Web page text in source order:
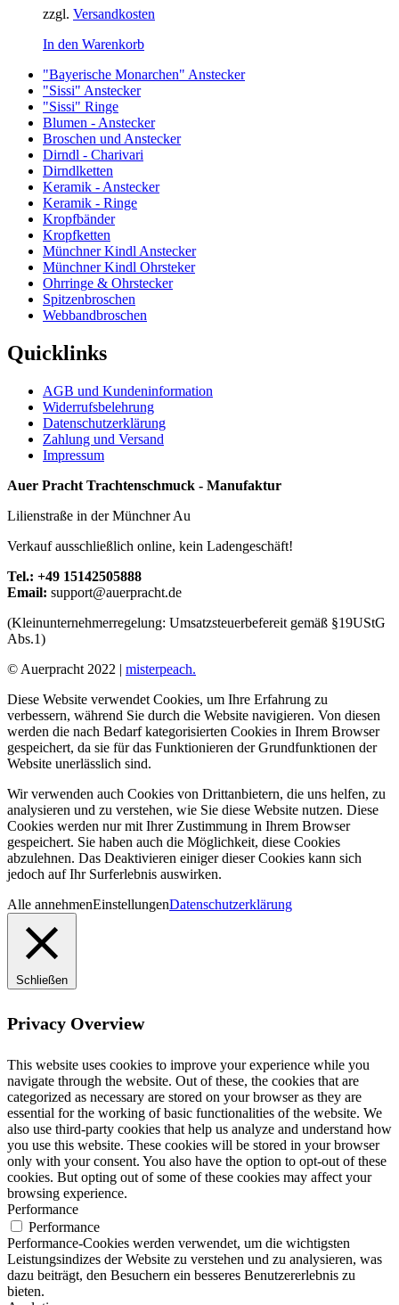
zzgl. Versandkosten
In den Warenkorb
"Bayerische Monarchen" Anstecker
"Sissi" Anstecker
"Sissi" Ringe
Blumen - Anstecker
Broschen und Anstecker
Dirndl - Charivari
Dirndlketten
Keramik - Anstecker
Keramik - Ringe
Kropfbänder
Kropfketten
Münchner Kindl Anstecker
Münchner Kindl Ohrsteker
Ohrringe & Ohrstecker
Spitzenbroschen
Webbandbroschen
Quicklinks
AGB und Kundeninformation
Widerrufsbelehrung
Datenschutzerklärung
Zahlung und Versand
Impressum
Auer Pracht Trachtenschmuck - Manufaktur
Lilienstraße in der Münchner Au
Verkauf ausschließlich online, kein Ladengeschäft!
Tel.: +49 15142505888
Email: support@auerpracht.de
(Kleinunternehmerregelung: Umsatzsteuerbefereit gemäß §19UStG
Abs.1)
© Auerpracht 2022 | misterpeach.
Diese Website verwendet Cookies, um Ihre Erfahrung zu
verbessern, während Sie durch die Website navigieren. Von diesen
werden die nach Bedarf kategorisierten Cookies in Ihrem Browser
gespeichert, da sie für das Funktionieren der Grundfunktionen der
Website unerlässlich sind.
Wir verwenden auch Cookies von Drittanbietern, die uns helfen, zu
analysieren und zu verstehen, wie Sie diese Website nutzen. Diese
Cookies werden nur mit Ihrer Zustimmung in Ihrem Browser
gespeichert. Sie haben auch die Möglichkeit, diese Cookies
abzulehnen. Das Deaktivieren einiger dieser Cookies kann sich
jedoch auf Ihr Surferlebnis auswirken.
Alle annehmenEinstellungenDatenschutzerklärung
Schließen
Privacy Overview
This website uses cookies to improve your experience while you
navigate through the website. Out of these, the cookies that are
categorized as necessary are stored on your browser as they are
essential for the working of basic functionalities of the website. We
also use third-party cookies that help us analyze and understand how
you use this website. These cookies will be stored in your browser
only with your consent. You also have the option to opt-out of these
cookies. But opting out of some of these cookies may affect your
browsing experience.
Performance
Performance
Performance-Cookies werden verwendet, um die wichtigsten
Leistungsindizes der Website zu verstehen und zu analysieren, was
dazu beiträgt, den Besuchern ein besseres Benutzererlebnis zu
bieten.